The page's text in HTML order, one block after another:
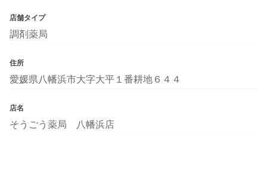
店舗タイプ
調剤薬局
住所
愛媛県八幡浜市大字大平１番耕地６４４
店名
そうごう薬局 八幡浜店